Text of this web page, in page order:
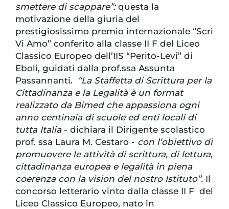
smettere di scappare”:questa la
motivazione della giuria del
prestigiosissimo premio internazionale “Scri
Vi Amo” conferito alla classe II F del Liceo
Classico Europeo dell’IIS “Perito-Levi” di
Eboli, guidati dalla prof.ssa Assunta
Passannanti.
“La Staffetta di Scrittura per la
Cittadinanza e la Legalità è un format
realizzato da Bimed che appassiona ogni
anno centinaia di scuole ed enti locali di
tutta Italia- dichiara il Dirigente scolastico
prof. ssa Laura M. Cestaro - con l’obiettivo di
promuovere le attività di scrittura, di lettura,
cittadinanza europea e legalità in piena
coerenza con la vision del nostro Istituto”. Il
concorso letterario vinto dalla classe II F del
Liceo Classico Europeo, nato in